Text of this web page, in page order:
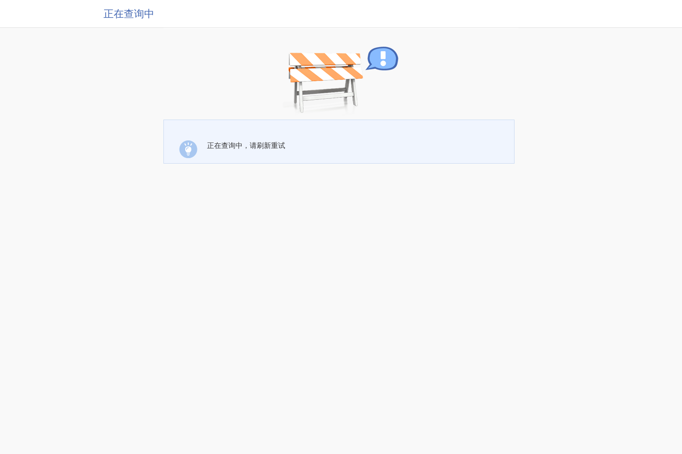
正在查询中
正在查询中，请刷新重试